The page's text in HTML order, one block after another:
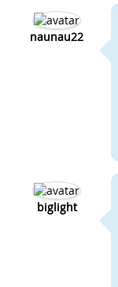
naunau22
biglight